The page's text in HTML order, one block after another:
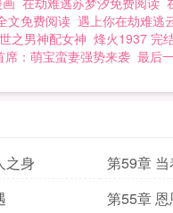
文免费阅读 遇上你在劫难逃
之男神配女神 烽火1937 完
席：萌宝蛮妻强势来袭 最后
之身
第59章
第55章